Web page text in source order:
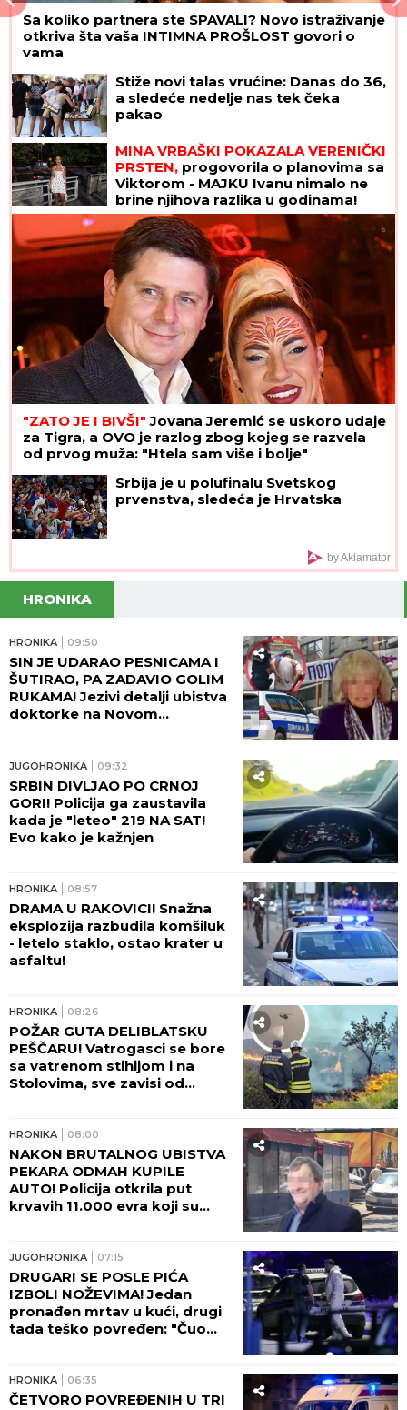
Sa koliko partnera ste SPAVALI? Novo istraživanje
otkriva šta vaša INTIMNA PROŠLOST govori o
vama
Stiže novi talas vrućine: Danas do 36,
a sledeće nedelje nas tek čeka
pakao
MINA VRBAŠKI POKAZALA VERENIČKI
PRSTEN, progovorila o planovima sa
Viktorom - MAJKU Ivanu nimalo ne
brine njihova razlika u godinama!
(VIDEO)
"ZATO JE I BIVŠI" Jovana Jeremić se uskoro udaje
za Tigra, a OVO je razlog zbog kojeg se razvela
od prvog muža: "Htela sam više i bolje"
Srbija je u polufinalu Svetskog
prvenstva, sledeća je Hrvatska
by Aklamator
HRONIKA
HRONIKA 09:50
SIN JE UDARAO PESNICAMA I
ŠUTIRAO, PA ZADAVIO GOLIM
RUKAMA! Jezivi detalji ubistva
doktorke na Novom
PAMTE!
JUGOHRONIKA 09:32
SRBIN DIVLJAO PO CRNOJ
GORI! Policija ga zaustavila
kada je "leteo" 219 NA SAT!
Evo kako je kažnjen
HRONIKA 08:57
DRAMA U RAKOVICI! Snažna
eksplozija razbudila komšiluk
- letelo staklo, ostao krater u
asfaltu!
HRONIKA 08:26
POŽAR GUTA DELIBLATSKU
PEŠČARU! Vatrogasci se bore
sa vatrenom stihijom i na
Stolovima, sve zavisi od
HRONIKA 08:00
NAKON BRUTALNOG UBISTVA
PEKARA ODMAH KUPILE
AUTO! Policija otkrila put
krvavih 11.000 evra koji su
plen!
JUGOHRONIKA 07:15
DRUGARI SE POSLE PIĆA
IZBOLI NOŽEVIMA! Jedan
pronađen mrtav u kući, drugi
tada teško povređen: "Čuo
HRONIKA 06:35
ČETVORO POVREĐENIH U TRI